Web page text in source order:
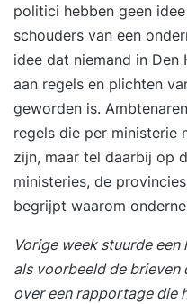
politici hebben geen
schouders van een
idee dat niemand in
aan regels en plichten
geworden is.
regels die per ministerie
zijn, maar tel daarbij op
ministeries, de
begrijpt waarom
Vorige week stuurde
als voorbeeld de brieven
over een rapportage die